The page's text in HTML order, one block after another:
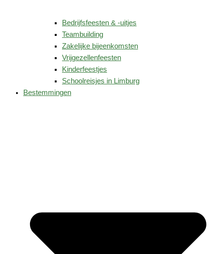
Bedrijfsfeesten & -uitjes
Teambuilding
Zakelijke bijeenkomsten
Vrijgezellenfeesten
Kinderfeestjes
Schoolreisjes in Limburg
Bestemmingen